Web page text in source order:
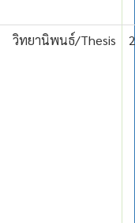
วิทยานิพนธ์/Thesis